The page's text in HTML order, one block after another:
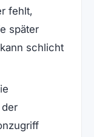
fehlt,
später
schlicht